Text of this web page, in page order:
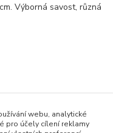
Výborná savost, různá
webu, analytické
pro účely cílení reklamy